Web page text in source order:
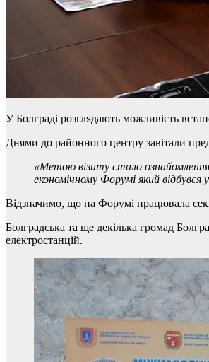
У Болграді розглядають можливість
Днями до районного центру завітали
«Метою візиту стало
економічному Форумі який відбувся
Відзначимо, що на Форумі працювала
Болградська та ще декілька громад
електростанцій.